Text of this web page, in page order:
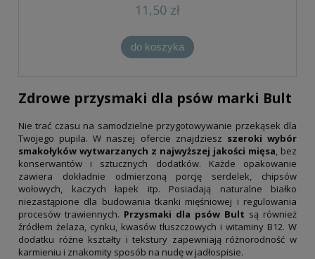
11,50 zł
do koszyka
Zdrowe przysmaki dla psów marki Bult
Nie trać czasu na samodzielne przygotowywanie przekąsek dla
Twojego pupila. W naszej ofercie znajdziesz szeroki wybór
smakołyków wytwarzanych z najwyższej jakości mięsa, bez
konserwantów i sztucznych dodatków. Każde opakowanie
zawiera dokładnie odmierzoną porcję serdelek, chipsów
wołowych, kaczych łapek itp. Posiadają naturalne białko
niezastąpione dla budowania tkanki mięśniowej i regulowania
procesów trawiennych. Przysmaki dla psów Bult są również
źródłem żelaza, cynku, kwasów tłuszczowych i witaminy B12. W
dodatku różne kształty i tekstury zapewniają różnorodność w
karmieniu i znakomity sposób na nudę w jadłospisie.